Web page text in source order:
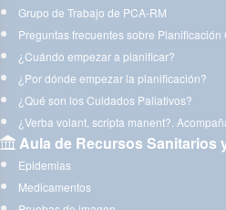
Grupo de Trabajo de PCA-RM
Preguntas frecuentes sobre
¿Cuándo empezar a planificar?
¿Por dónde empezar la planificación?
¿Qué son los Cuidados Paliativos?
¿Verba volant, scripta manent?.
Aula de Recursos Sanitarios
Epidemias
Medicamentos